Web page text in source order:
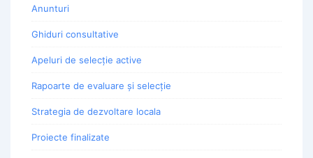
Anunturi
Ghiduri consultative
Apeluri de selecție active
Rapoarte de evaluare și selecție
Strategia de dezvoltare locala
Proiecte finalizate